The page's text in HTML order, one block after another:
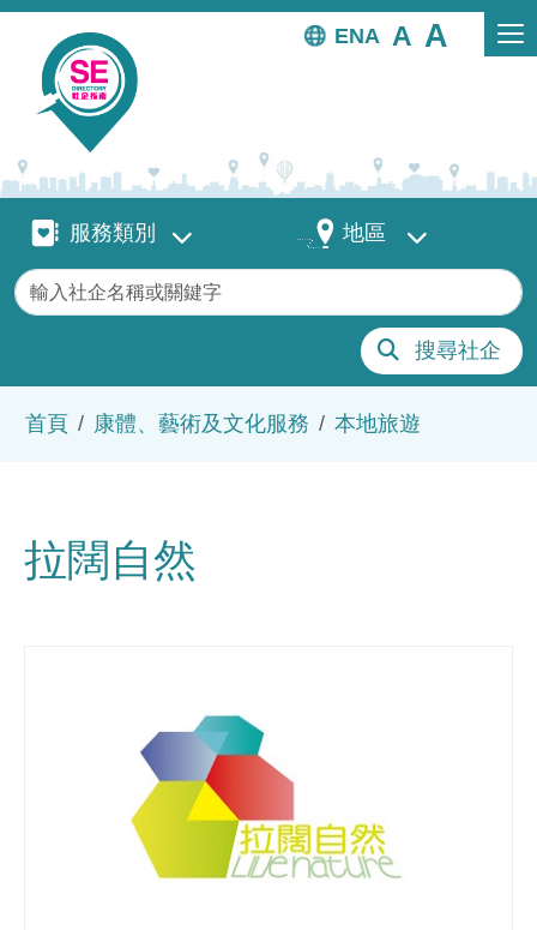
移至主內容
EN
服務類別服務類別 地區 地區
關鍵字
搜尋社企
首頁 康體、藝術及文化服務 本地旅遊
拉闊自然